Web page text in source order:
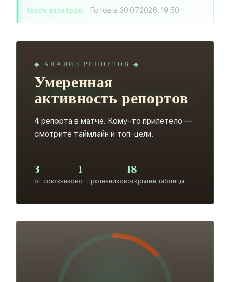
Матч разобран. Готов в 30.07.2026, 19:50
◆ АНАЛИЗ РЕПОРТОВ ◆
Умеренная
активность репортов
4 репорта в матче. Кому-то прилетело —
смотрите таймлайн и топ-цели.
3
от союзников
1
от противников
18
открытий таблицы